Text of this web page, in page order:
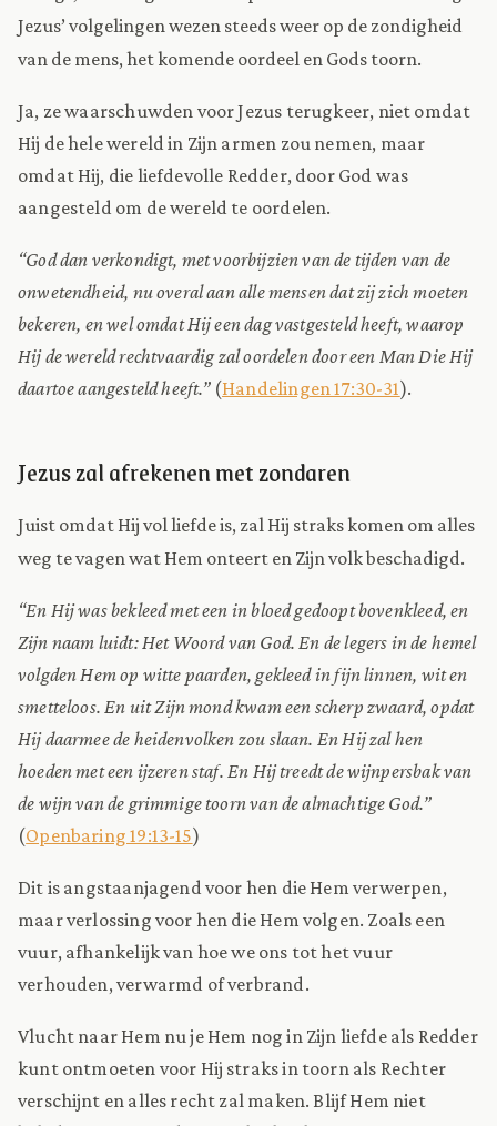
Jezus’ volgelingen wezen steeds weer op de zondigheid
van de mens, het komende oordeel en Gods toorn.
Ja, ze waarschuwden voor Jezus terugkeer, niet omdat
Hij de hele wereld in Zijn armen zou nemen, maar
omdat Hij, die liefdevolle Redder, door God was
aangesteld om de wereld te oordelen.
“God dan verkondigt, met voorbijzien van de tijden van de
onwetendheid, nu overal aan alle mensen dat zij zich moeten
bekeren, en wel omdat Hij een dag vastgesteld heeft, waarop
Hij de wereld rechtvaardig zal oordelen door een Man Die Hij
daartoe aangesteld heeft.”(Handelingen 17:30-31).
Jezus zal afrekenen met zondaren
Juist omdat Hij vol liefde is, zal Hij straks komen om alles
weg te vagen wat Hem onteert en Zijn volk beschadigd.
“En Hij was bekleed met een in bloed gedoopt bovenkleed, en
Zijn naam luidt: Het Woord van God. En de legers in de hemel
volgden Hem op witte paarden, gekleed in fijn linnen, wit en
smetteloos. En uit Zijn mond kwam een scherp zwaard, opdat
Hij daarmee de heidenvolken zou slaan. En Hij zal hen
hoeden met een ijzeren staf. En Hij treedt de wijnpersbak van
de wijn van de grimmige toorn van de almachtige God.”
(Openbaring 19:13-15)
Dit is angstaanjagend voor hen die Hem verwerpen,
maar verlossing voor hen die Hem volgen. Zoals een
vuur, afhankelijk van hoe we ons tot het vuur
verhouden, verwarmd of verbrand.
Vlucht naar Hem nu je Hem nog in Zijn liefde als Redder
kunt ontmoeten voor Hij straks in toorn als Rechter
verschijnt en alles recht zal maken. Blijf Hem niet